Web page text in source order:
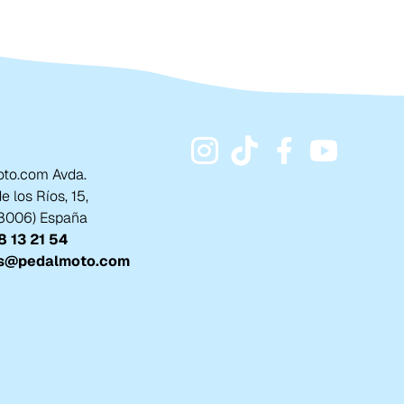
Avda.
los Ríos, 15,
España
13 21 54